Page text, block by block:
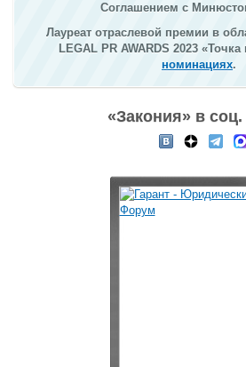
Соглашением с
Лауреат отраслевой премии в
LEGAL PR AWARDS 2023
номинациях.
«Закония» в соц.